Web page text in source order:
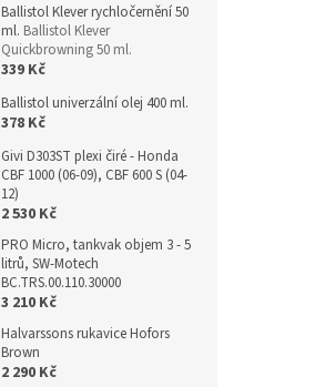
Ballistol Klever rychločernění 50
ml. Ballistol Klever
Quickbrowning 50 ml.
339 Kč
Ballistol univerzální olej 400 ml.
378 Kč
Givi D303ST plexi čiré - Honda
CBF 1000 (06-09), CBF 600 S (04-
12)
2 530 Kč
PRO Micro, tankvak objem 3 - 5
litrů, SW-Motech
BC.TRS.00.110.30000
3 210 Kč
Halvarssons rukavice Hofors
Brown
2 290 Kč